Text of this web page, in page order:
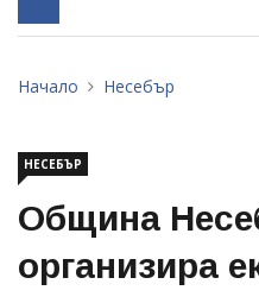
Начало Несебър
НЕСЕБЪР
Община
организира